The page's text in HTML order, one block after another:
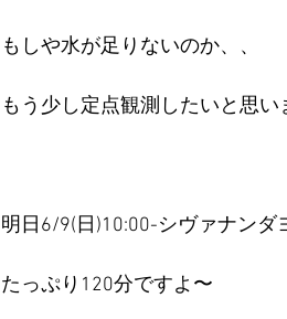
もしや水が足りないのか、、
もう少し定点観測したいと思い
明日6/9(日)10:00-シヴァナンダ
たっぷり120分ですよ〜